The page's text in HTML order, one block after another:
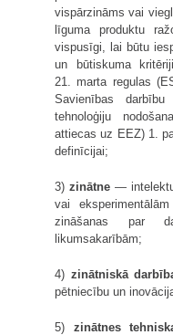
vispārzināms vai
līguma produktu
vispusīgi, lai būtu
un būtiskuma
21. marta regulas
Savienības
tehnoloģiju
attiecas uz EEZ) 1.
definīcijai;
3) zinātne—
vai
zināšanas par
likumsakarībām;
4) zinātniskā
pētniecību un
5) zinātnes